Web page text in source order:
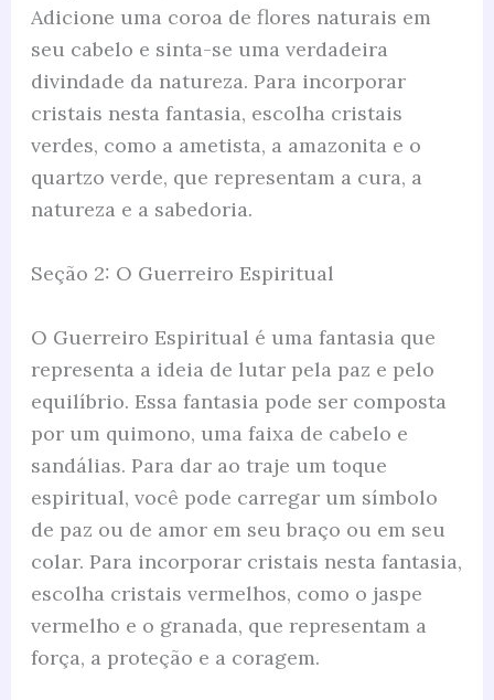
Adicione uma coroa de flores naturais em
seu cabelo e sinta-se uma verdadeira
divindade da natureza. Para incorporar
cristais nesta fantasia, escolha cristais
verdes, como a ametista, a amazonita e o
quartzo verde, que representam a cura, a
natureza e a sabedoria.
Seção 2: O Guerreiro Espiritual
O Guerreiro Espiritual é uma fantasia que
representa a ideia de lutar pela paz e pelo
equilíbrio. Essa fantasia pode ser composta
por um quimono, uma faixa de cabelo e
sandálias. Para dar ao traje um toque
espiritual, você pode carregar um símbolo
de paz ou de amor em seu braço ou em seu
colar. Para incorporar cristais nesta fantasia,
escolha cristais vermelhos, como o jaspe
vermelho e o granada, que representam a
força, a proteção e a coragem.